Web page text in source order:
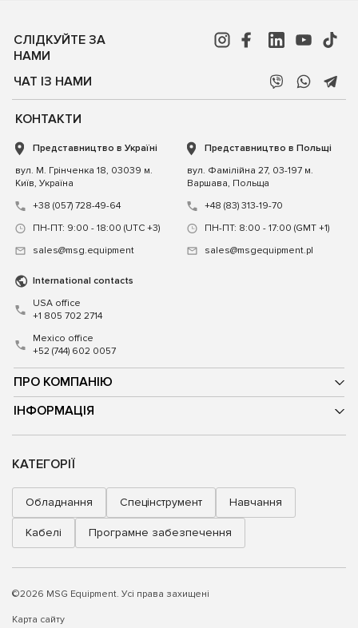
СЛІДКУЙТЕ ЗА
НАМИ
ЧАТ ІЗ НАМИ
ПРО КОМПАНІЮ
ІНФОРМАЦІЯ
КОНТАКТИ
Представництво в Україні
вул. М. Грінченка 18, 03039 м.
Київ, Україна
+38 (057) 728-49-64
ПН-ПТ: 9:00 - 18:00 (UTC +3)
sales@msg.equipment
Представництво в Польщі
вул. Фамілійна 27, 03-197 м.
Варшава, Польща
+48 (83) 313-19-70
ПН-ПТ: 8:00 - 17:00 (GMT +1)
sales@msgequipment.pl
International contacts
USA office
+1 805 702 2714
Mexico office
+52 (744) 602 0057
КАТЕГОРІЇ
Обладнання Спецінструмент Навчання
Кабелі Програмне забезпечення
©2026 MSG Equipment. Усі права захищені
Карта сайту